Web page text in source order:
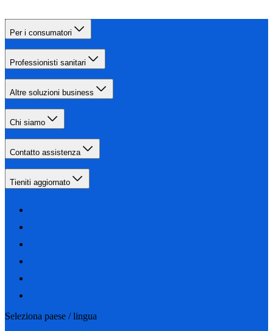
Per i consumatori
Professionisti sanitari
Altre soluzioni business
Chi siamo
Contatto assistenza
Tieniti aggiornato
Seleziona paese / lingua